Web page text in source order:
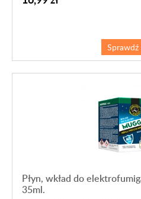
Sprawdź
Płyn, wkład do
35ml.